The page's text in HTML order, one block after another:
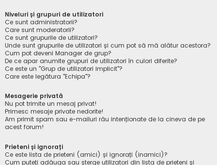
Niveluri și grupuri de utilizatori
Ce sunt administratorii?
Care sunt moderatorii?
Ce sunt grupurile de utilizatori?
Unde sunt grupurile de utilizatori și cum pot să mă alătur acestora?
Cum pot deveni Manager de grup?
De ce apar anumite grupuri de utilizatori în culori diferite?
Ce este un "Grup de utilizatori implicit"?
Care este legătura "Echipa"?
Mesagerie privată
Nu pot trimite un mesaj privat!
Primesc mesaje private nedorite!
Am primit spam sau e-mailuri rău intenționate de la cineva de pe
acest forum!
Prieteni și ignorați
Ce este lista de prieteni (amici) și ignorați (inamici)?
Cum puteți adăuga sau șterge utilizatori din lista de prieteni și